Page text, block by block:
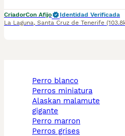
CriadorCon Afijo
Identidad Verificada
La Laguna, Santa Cruz de Tenerife
perro blanco
perros miniatura
alaskan malamute
gigante
perro marron
perros grises